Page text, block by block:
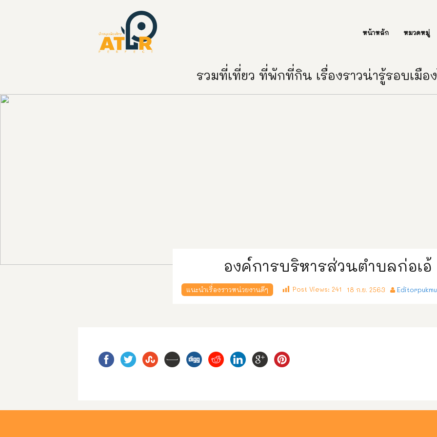
หน้าหลัก หมวดหมู่
รวมที่เที่ยว ที่พักที่กิน เรื่องราวน่ารู้รอบเมือ
องค์การบริหารส่วนตำบลก่อเอ้
แนะนำเรื่องราวหน่วยงานดีๆ Post Views: 241 18 ก.ย. 2563